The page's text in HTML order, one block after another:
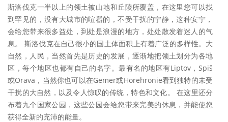
斯洛伐克一半以上的领土被山地和丘陵所覆盖，在这里您可以找
到罕见的，没有大城市的喧嚣的，不受干扰的宁静，这种安宁，
会给您带来很多益处，到处是浪漫的地方，处处散发着迷人的气
息。 斯洛伐克在自己很小的国土体面积上有着广泛的多样性。大
自然，人民，当然首先是历史的发展，逐渐地把领土划分为各地
区，每个地区也都有自己的名字。最有名的地区有Liptov，Spiš
或Orava，当然你也可以在Gemer或Horehronie看到独特的未受
干扰的大自然，以及令人惊叹的传统，特色和文化。 在这里还分
布着九个国家公园，这些公园会给您带来完美的休息，并能使您
获得全新的充沛的能量。